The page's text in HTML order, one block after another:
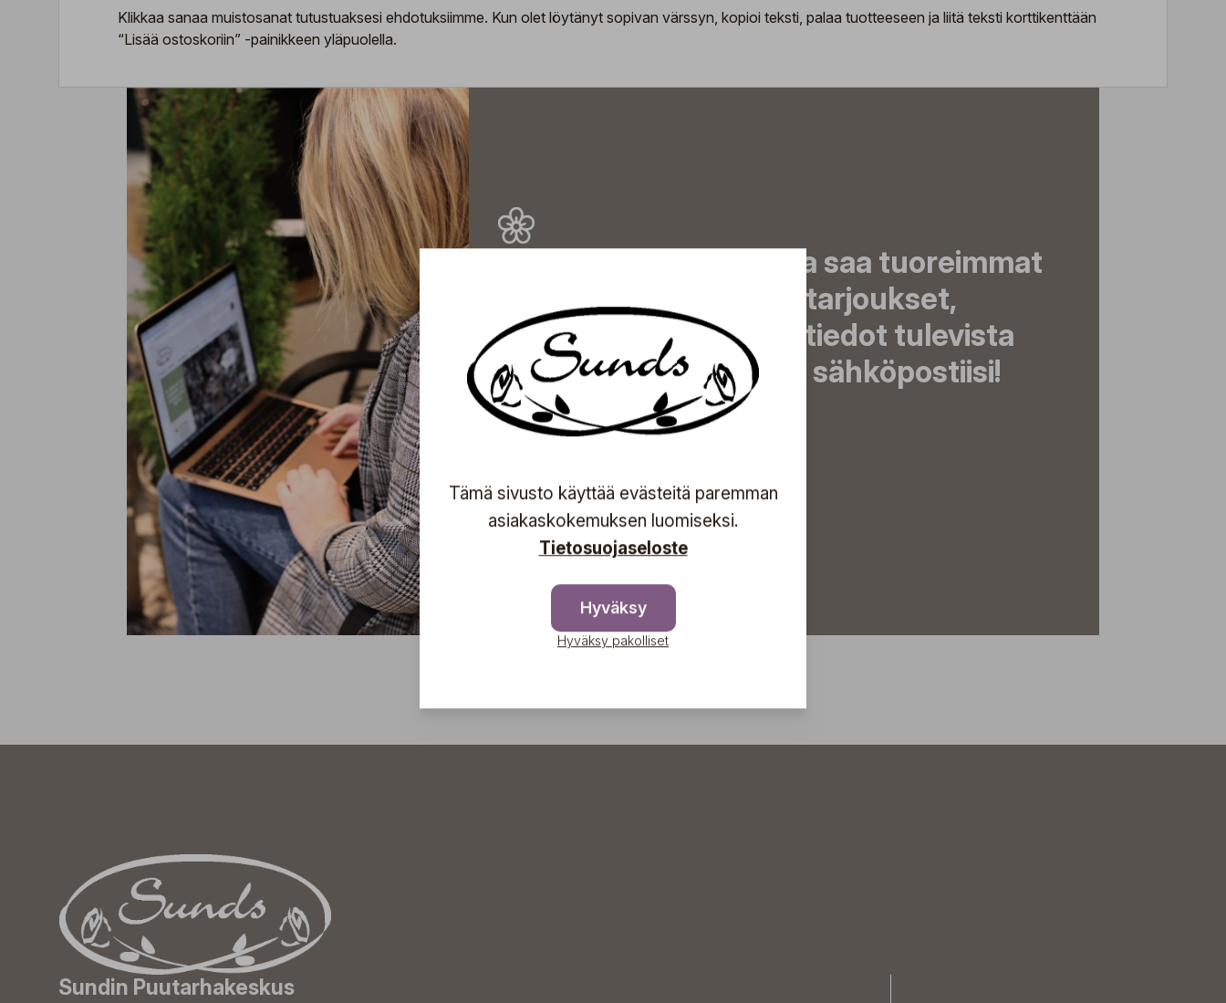
Klikkaa sanaa muistosanat tutustuaksesi ehdotuksiimme. Kun olet löytänyt sopivan värssyn, kopioi teksti, palaa tuotteeseen ja liitä teksti korttikenttään
“Lisää ostoskoriin” -painikkeen yläpuolella.
Tilaa uutiskirjeemme ja saa tuoreimmat
uutiset, eksklusiiviset tarjoukset,
inspiroivat vinkit sekä tiedot tulevista
tapahtumista suoraan sähköpostiisi!
Sundin Puutarhakeskus
Tämä sivusto käyttää evästeitä paremman
asiakaskokemuksen luomiseksi.
Tietosuojaseloste
Hyväksy
Hyväksy pakolliset